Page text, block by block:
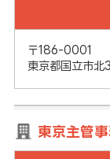
〒186-0001
東京都国立市
東京主管